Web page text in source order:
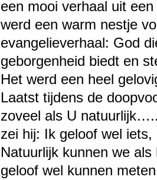
een mooi verhaal uit
werd een warm nestje
evangelieverhaal: God
geborgenheid biedt en
Het werd een heel
Laatst tijdens de
zoveel als U
zei hij: Ik geloof wel
Natuurlijk kunnen we
geloof wel kunnen